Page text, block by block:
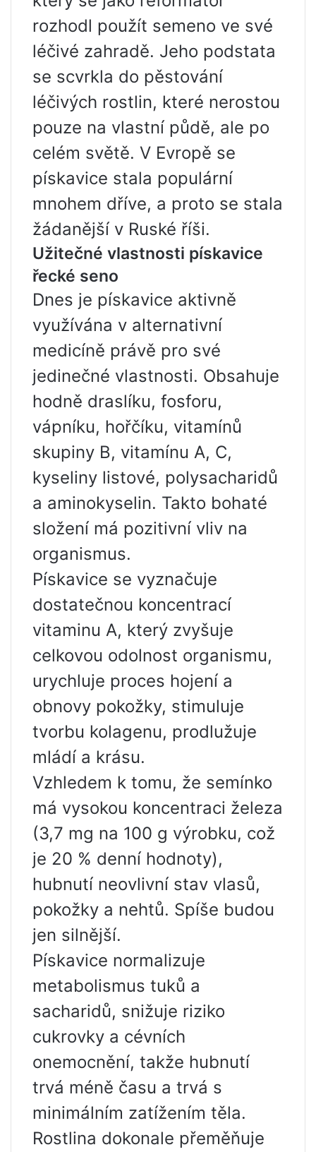
rozhodl použít semeno ve své
léčivé zahradě. Jeho podstata
se scvrkla do pěstování
léčivých rostlin, které nerostou
pouze na vlastní půdě, ale po
celém světě. V Evropě se
pískavice stala populární
mnohem dříve, a proto se stala
žádanější v Ruské říši.
Užitečné vlastnosti pískavice
řecké seno
Dnes je pískavice aktivně
využívána v alternativní
medicíně právě pro své
jedinečné vlastnosti. Obsahuje
hodně draslíku, fosforu,
vápníku, hořčíku, vitamínů
skupiny B, vitamínu A, C,
kyseliny listové, polysacharidů
a aminokyselin. Takto bohaté
složení má pozitivní vliv na
organismus.
Pískavice se vyznačuje
dostatečnou koncentrací
vitaminu A, který zvyšuje
celkovou odolnost organismu,
urychluje proces hojení a
obnovy pokožky, stimuluje
tvorbu kolagenu, prodlužuje
mládí a krásu.
Vzhledem k tomu, že semínko
má vysokou koncentraci železa
(3,7 mg na 100 g výrobku, což
je 20 % denní hodnoty),
hubnutí neovlivní stav vlasů,
pokožky a nehtů. Spíše budou
jen silnější.
Pískavice normalizuje
metabolismus tuků a
sacharidů, snižuje riziko
cukrovky a cévních
onemocnění, takže hubnutí
trvá méně času a trvá s
minimálním zatížením těla.
Rostlina dokonale přeměňuje